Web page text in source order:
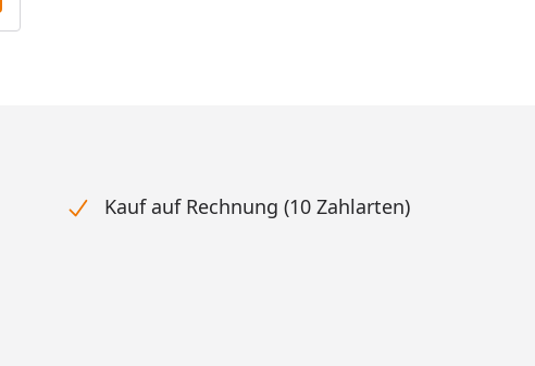
Kauf auf Rechnung (10 Zahlarten)